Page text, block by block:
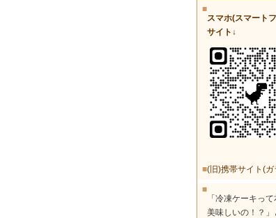
■
スマホ(スマート
サイト↓
■(旧)携帯サイト(ガ
■
「冷凍ケーキっ
美味しいの！？」